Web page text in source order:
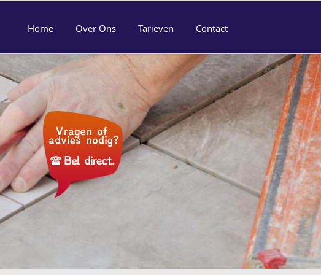
Home Over Ons Tarieven Contact